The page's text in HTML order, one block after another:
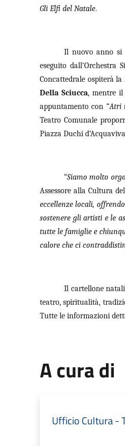
Gli Elfi del Natale.
Il nuovo anno si
eseguito dall’Orchestra
Concattedrale ospiterà la
Della Sciucca, mentre
appuntamento con “Atri
Teatro Comunale
Piazza Duchi
“Siamo molto
Assessore alla Cultura
eccellenze locali,
sostenere gli artisti e le
tutte le famiglie e
calore che ci
Il cartellone
teatro, spiritualità,
Tutte le informazioni
A cura di
Ufficio Cultura -